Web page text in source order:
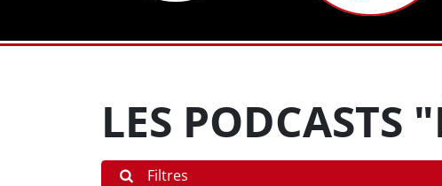
LES PODCASTS
Filtres